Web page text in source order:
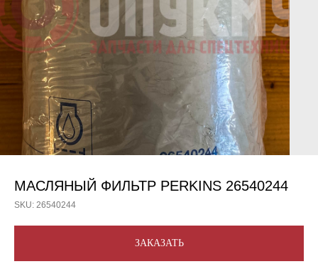
МАСЛЯНЫЙ ФИЛЬТР PERKINS 26540244
SKU: 26540244
ЗАКАЗАТЬ